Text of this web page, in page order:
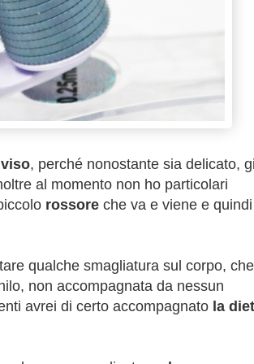
viso, perché nonostante sia delicato,
al momento non ho particolari
rossoreche va e viene e quindi
qualche smagliatura sul corpo, che
non accompagnata da nessun
avrei di certo accompagnato la